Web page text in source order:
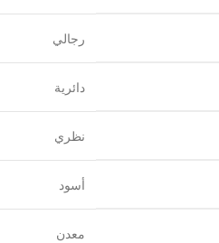
رجالي
دائرية
نظري
أسود
معدن